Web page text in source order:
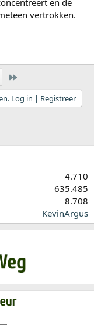
vertrokken.
Log in | Registreer
4.710
635.485
8.708
KevinArgus